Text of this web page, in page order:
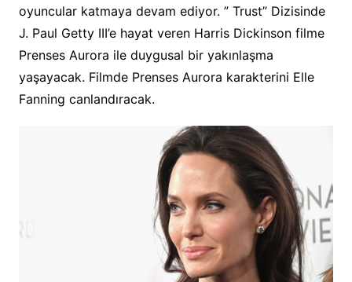
oyuncular katmaya devam ediyor. ” Trust” Dizisinde
J. Paul Getty III’e hayat veren Harris Dickinson filme
Prenses Aurora ile duygusal bir yakınlaşma
yaşayacak. Filmde Prenses Aurora karakterini Elle
Fanning canlandıracak.